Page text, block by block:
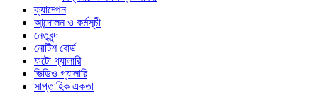
ক্যাম্পেন
আন্দোলন ও কর্মসূচী
নেতৃবৃন্দ
নোটিশ বোর্ড
ফটো গ্যালারি
ভিডিও গ্যালারি
সাপ্তাহিক একতা